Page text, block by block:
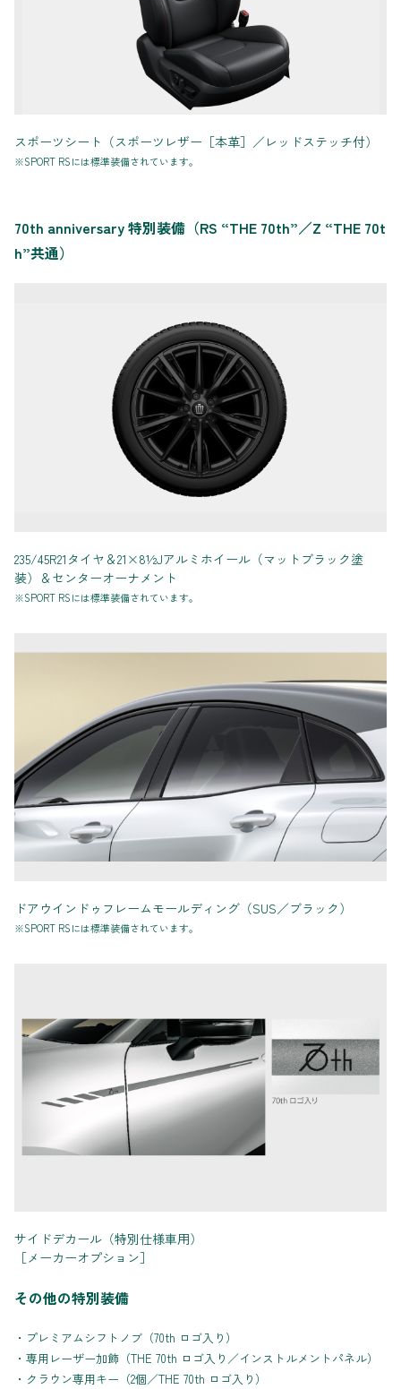
スポーツシート（スポーツレザー［本革］／レッドステッチ付）
※SPORT RSには標準装備されています。
70th anniversary 特別装備（RS “THE 70th”／Z “THE 70t
h”共通）
235/45R21タイヤ＆21×8½Jアルミホイール（マットブラック塗
装）＆センターオーナメント
※SPORT RSには標準装備されています。
ドアウインドゥフレームモールディング（SUS／ブラック）
※SPORT RSには標準装備されています。
サイドデカール（特別仕様車用）
［メーカーオプション］
その他の特別装備
・プレミアムシフトノブ（70th ロゴ入り）
・専用レーザー加飾（THE 70th ロゴ入り／インストルメントパネル）
・クラウン専用キー（2個／THE 70th ロゴ入り）